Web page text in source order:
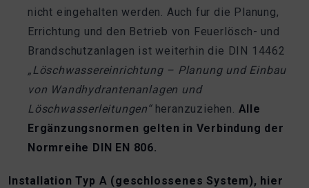
nicht eingehalten werden. Auch fur die Planung,
Errichtung und den Betrieb von Feuerlösch- und
Brandschutzanlagen ist weiterhin die DIN 14462
„Löschwassereinrichtung – Planung und Einbau
von Wandhydrantenanlagen und
Löschwasserleitungen“ heranzuziehen. Alle
Ergänzungsnormen gelten in Verbindung der
Normreihe DIN EN 806.
Installation Typ A (geschlossenes System), hier